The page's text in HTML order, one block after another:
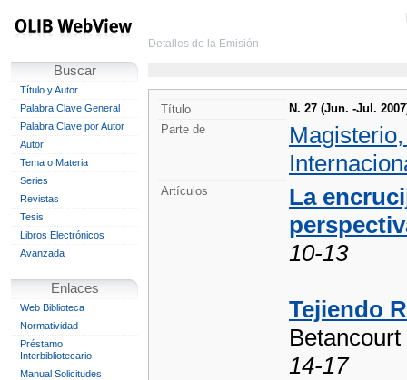
Buscar
Título y Autor
Palabra Clave General
Palabra Clave por Autor
Autor
Tema o Materia
Series
Revistas
Tesis
Libros Electrónicos
Avanzada
Enlaces
Web Biblioteca
Normatividad
Préstamo
Interbibliotecario
Manual Solicitudes
Detalles de la Emisión
Título
N. 27 (Jun. -Jul.
Parte de
Artículos
La
10-13
Tejiendo
14-17